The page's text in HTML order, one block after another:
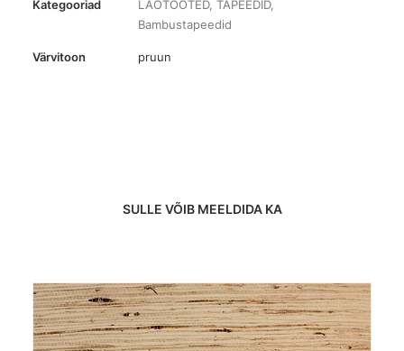
Kategooriad
LAOTOOTED, TAPEEDID,
Bambustapeedid
Värvitoon pruun
SULLE VÕIB MEELDIDA KA